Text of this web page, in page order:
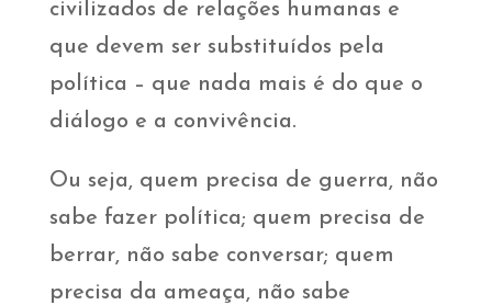
civilizados de relações humanas e
que devem ser substituídos pela
política – que nada mais é do que o
diálogo e a convivência.
Ou seja, quem precisa de guerra, não
sabe fazer política; quem precisa de
berrar, não sabe conversar; quem
precisa da ameaça, não sabe